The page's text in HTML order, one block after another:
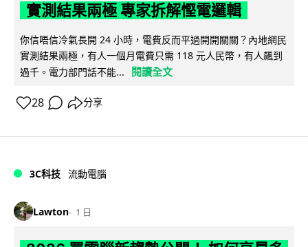
實測結果兩極 專家拆解慳電邏輯
你信唔信冷氣長開 24 小時，電費反而平過開開關關？內地網民
實測結果兩極，有人一個月電費只需 118 元人民幣，有人飆到
過千。電力部門話不能...
閱讀全文
28 分享
3C科技 流動電腦
Lawton 1 日